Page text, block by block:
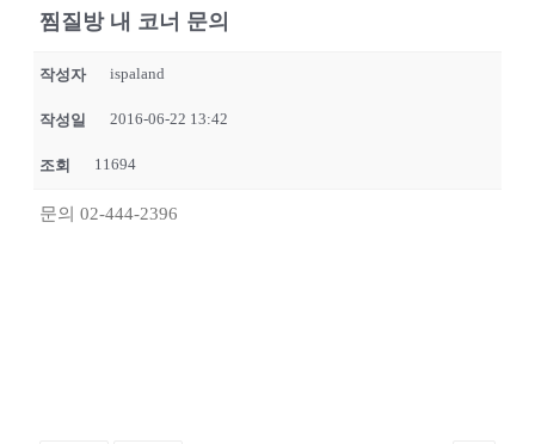
찜질방 내 코너 문의
작성자 ispaland
작성일 2016-06-22 13:42
조회 11694
문의 02-444-2396